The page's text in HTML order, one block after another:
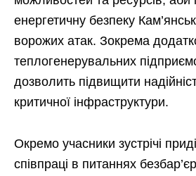
енергетичну безпеку
ворожих атак. Зокрема
теплогенерувальних
дозволить підвищити
критичної інфраструктури.
Окремо учасники зустрічі
співпраці в питаннях